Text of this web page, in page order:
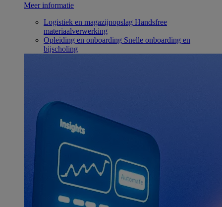
Meer informatie
Logistiek en magazijnopslag Handsfree
materiaalverwerking
Opleiding en onboarding Snelle onboarding en
bijscholing